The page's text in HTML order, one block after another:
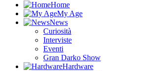
Home
My Age
News
Curiosità
Interviste
Eventi
Gran Darko Show
Hardware